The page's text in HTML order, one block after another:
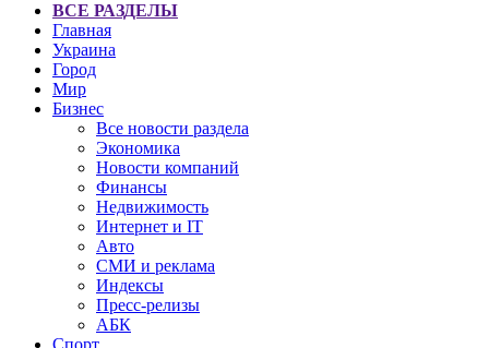
ВСЕ РАЗДЕЛЫ
Главная
Украина
Город
Мир
Бизнес
Все новости раздела
Экономика
Новости компаний
Финансы
Недвижимость
Интернет и IT
Авто
СМИ и реклама
Индексы
Пресс-релизы
АБК
Спорт